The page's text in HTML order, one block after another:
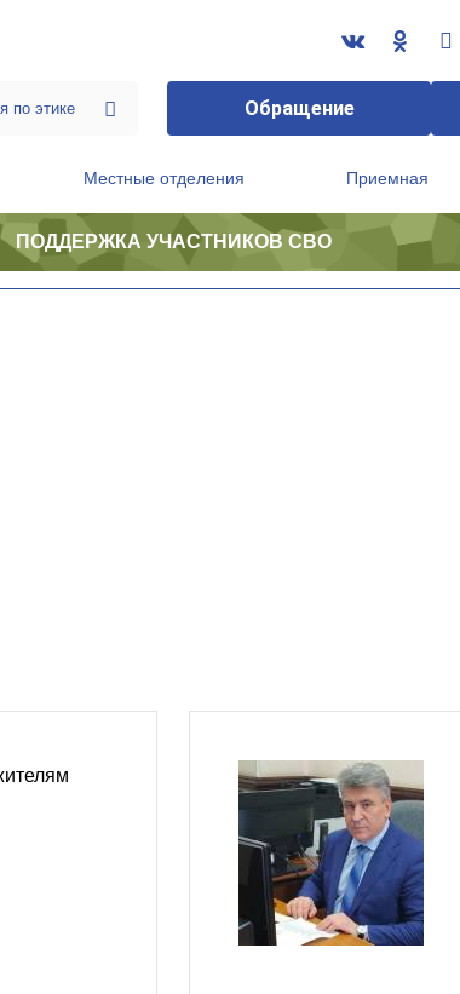
Обращение
Местные отделения Приемная
ПОДДЕРЖКА УЧАСТНИКОВ СВО